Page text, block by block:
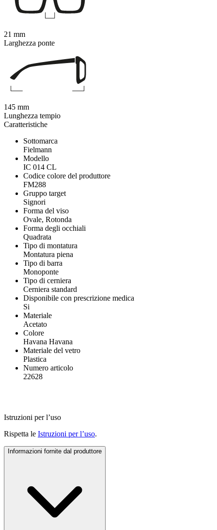
Caratteristiche
Sottomarca
Fielmann
Modello
IC 014 CL
Codice colore del produttore
FM288
Gruppo target
Signori
Forma del viso
Ovale, Rotonda
Forma degli occhiali
Quadrata
Tipo di montatura
Montatura piena
Tipo di barra
Monoponte
Tipo di cerniera
Cerniera standard
Disponibile con prescrizione medica
Si
Materiale
Acetato
Colore
Havana Havana
Materiale del vetro
Plastica
Numero articolo
22628
Istruzioni per l’uso
Rispetta le Istruzioni per l’uso.
Informazioni fornite dal produttore
21 mm
Larghezza ponte
145 mm
Lunghezza tempio